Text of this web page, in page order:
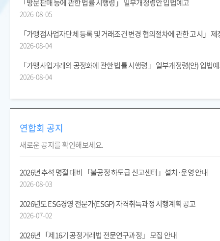
「방문판매 등에 관한 법률 시행령」 일부개정령안 입법예고
2026-08-05
「가맹점사업자단체 등록 및 거래조건 변경 협의절차에 관한 고시」
2026-08-04
「가맹사업거래의 공정화에 관한 법률 시행령」 일부개정령(안) 입법
2026-08-04
연합회 공지
새로운 공지를 확인해보세요.
2026년 추석 명절 대비 「불공정 하도급 신고센터」설치·운영 안내
2026-08-03
2026년도 ESG경영 전문가(ESGP) 자격취득과정 시행계획 공고
2026-07-02
2026년 「제16기 공정거래법 전문연구과정」 모집 안내